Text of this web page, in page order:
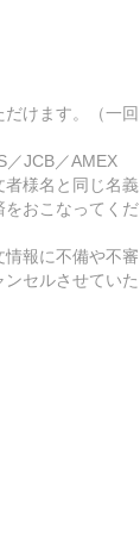
だけます。（一回
JCB／AMEX
様名と同じ名義
をおこなってくだ
報に不備や不審
セルさせていた